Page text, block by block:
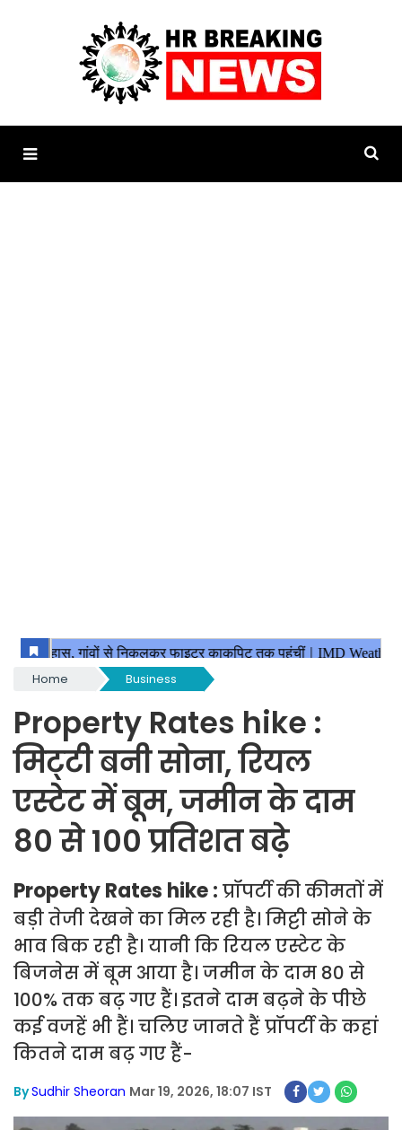
Home Business
Property Rates hike :
मिट्‌टी बनी सोना, रियल
एस्टेट में बूम, जमीन के दाम
80 से 100 प्रतिशत बढ़े
Property Rates hike : प्रॉपर्टी की कीमतों में
बड़ी तेजी देखने का मिल रही है। मिट्टी सोने के
भाव बिक रही है। यानी कि रियल एस्टेट के
बिजनेस में बूम आया है। जमीन के दाम 80 से
100% तक बढ़ गए हैं। इतने दाम बढ़ने के पीछे
कई वजहें भी हैं। चलिए जानते हैं प्रॉपर्टी के कहां
कितने दाम बढ़ गए हैं-
BySudhir Sheoran Mar 19, 2026, 18:07 IST